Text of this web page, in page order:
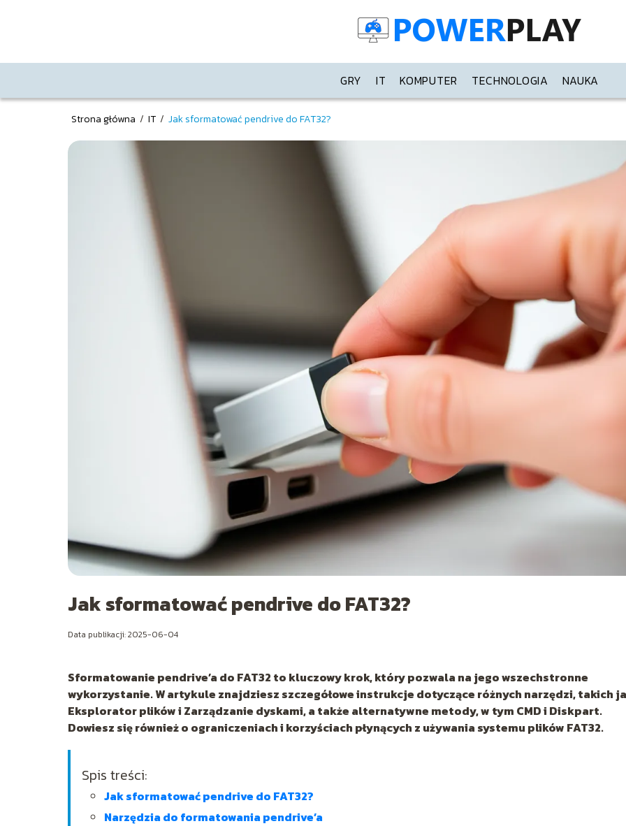
GRY IT KOMPUTER TECHNOLOGIA NAUKA
Strona główna / IT / Jak sformatować pendrive do FAT32?
Jak sformatować pendrive do FAT32?
Data publikacji: 2025-06-04
Sformatowanie pendrive’a do FAT32 to kluczowy krok, który pozwala na jego wszechstronne
wykorzystanie. W artykule znajdziesz szczegółowe instrukcje dotyczące różnych narzędzi, takich
Eksplorator plików i Zarządzanie dyskami, a także alternatywne metody, w tym CMD i Diskpart.
Dowiesz się również o ograniczeniach i korzyściach płynących z używania systemu plików FAT32.
Spis treści:
Jak sformatować pendrive do FAT32?
Narzędzia do formatowania pendrive’a